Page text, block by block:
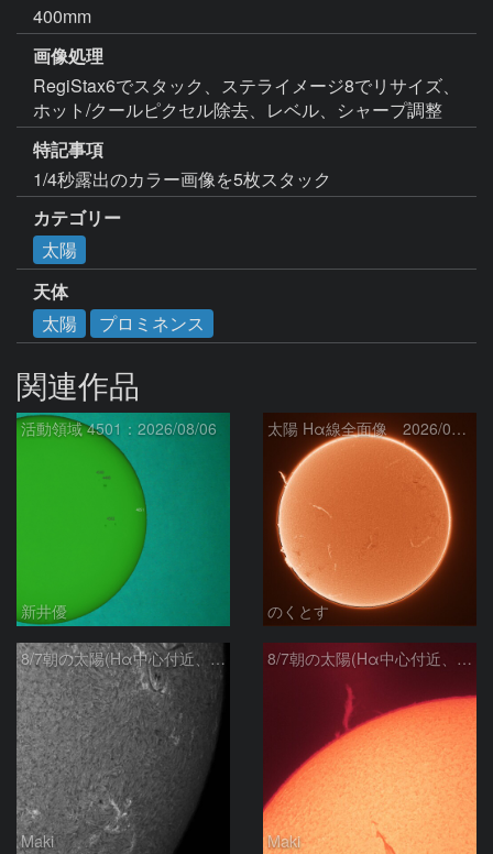
400mm
画像処理
RegiStax6でスタック、ステライメージ8でリサイズ、
ホット/クールピクセル除去、レベル、シャープ調整
特記事項
1/4秒露出のカラー画像を5枚スタック
カテゴリー
太陽
天体
太陽
プロミネンス
関連作品
活動領域 4501：2026/08/06
新井優
太陽 Hα線全面像 2026/08/07
のくとす
8/7朝の太陽(Hα中心付近、4498、4502付近)
Maki
8/7朝の太陽(Hα中心付近、プロミネンス)
Maki